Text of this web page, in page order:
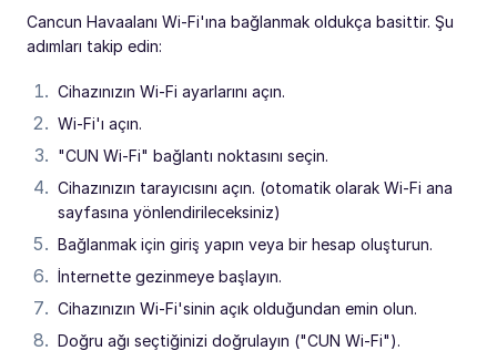
Cancun Havaalanı Wi-Fi'ına bağlanmak oldukça basittir. Şu
adımları takip edin:
Cihazınızın Wi-Fi ayarlarını açın.
Wi-Fi'ı açın.
"CUN Wi-Fi" bağlantı noktasını seçin.
Cihazınızın tarayıcısını açın. (otomatik olarak Wi-Fi ana
sayfasına yönlendirileceksiniz)
Bağlanmak için giriş yapın veya bir hesap oluşturun.
İnternette gezinmeye başlayın.
Cihazınızın Wi-Fi'sinin açık olduğundan emin olun.
Doğru ağı seçtiğinizi doğrulayın ("CUN Wi-Fi").